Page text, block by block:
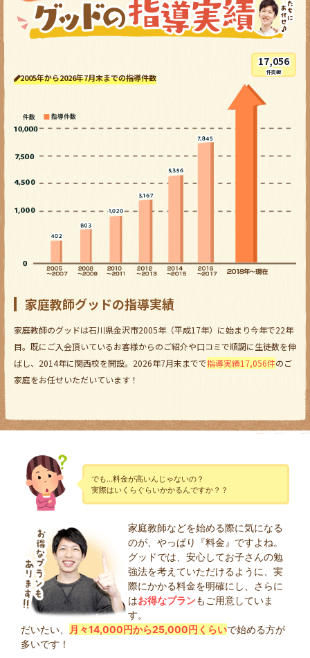
2005年から2026年7月末までの指導件数
17,056
件突破
家庭教師グッドの指導実績
家庭教師のグッドは石川県金沢市2005年（平成17年）に始まり今年で22年
目。既にご入会頂いているお客様からのご紹介や口コミで順調に生徒数を伸
ばし、2014年に関西校を開設。2026年7月末までで指導実績17,056件のご
家庭をお任せいただいています！
でも…料金が高いんじゃないの？
実際はいくらぐらいかかるんですか？？
家庭教師などを始める際に気になる
のが、やっぱり『料金』ですよね。
グッドでは、安心してお子さんの勉
強法を考えていただけるように、実
際にかかる料金を明確にし、さらに
はお得なプランもご用意していま
す。
だいたい、
月々14,000円から25,000円くらいで始める方が
多いです！